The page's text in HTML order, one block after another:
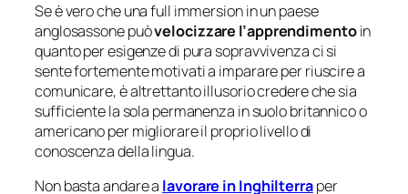
Se è vero che una full immersion in un paese
anglosassone puòvelocizzare l’apprendimentoin
quanto per esigenze di pura sopravvivenza ci si
sente fortemente motivati a imparare per riuscire a
comunicare, è altrettanto illusorio credere che sia
sufficiente la sola permanenza in suolo britannico o
americano per migliorare il proprio livello di
conoscenza della lingua.
Non basta andare a lavorare in Inghilterraper